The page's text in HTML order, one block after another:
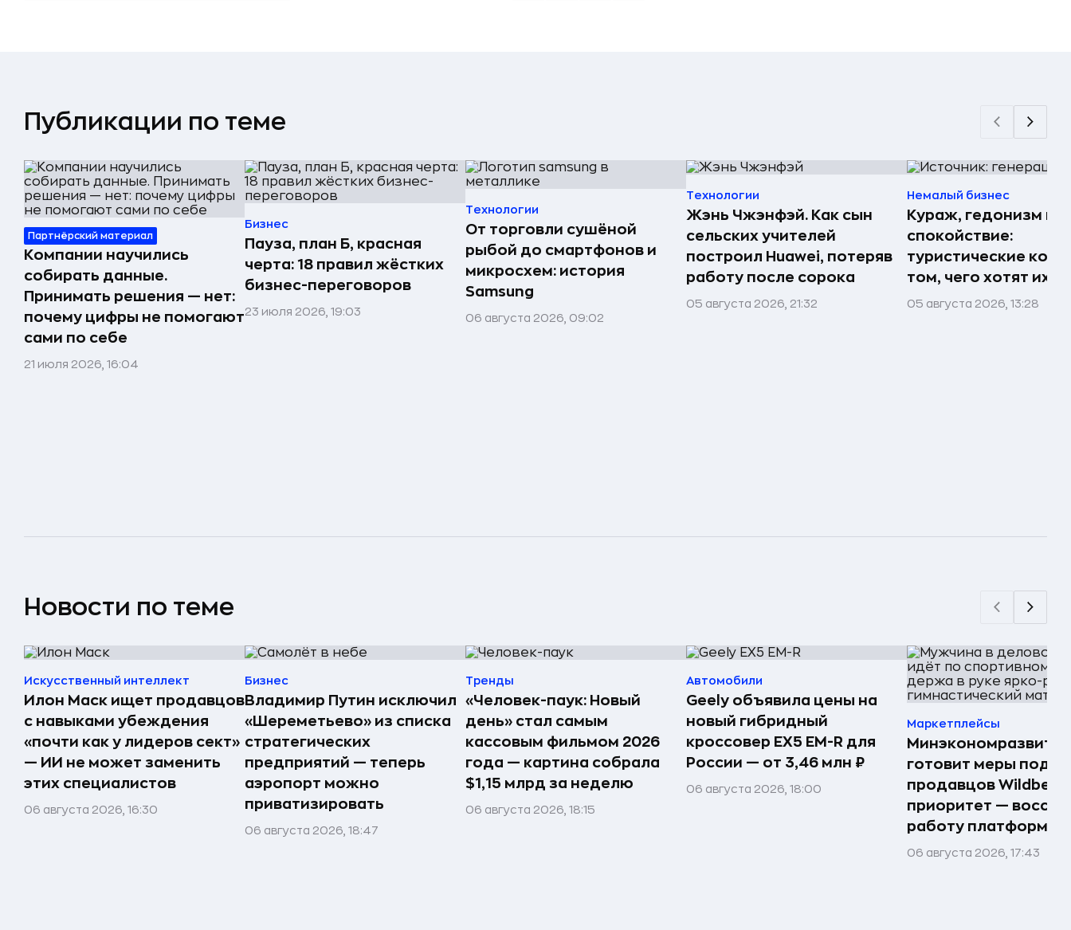
Публикации по теме
Партнёрский материал
Компании научились
собирать данные.
Принимать решения — нет:
почему цифры не помогают
сами по себе
21 июля 2026, 16:04
Бизнес
Пауза, план Б, красная
черта: 18 правил жёстких
бизнес-переговоров
23 июля 2026, 19:03
Технологии
От торговли сушёной
рыбой до смартфонов и
микросхем: история
Samsung
06 августа 2026, 09:02
Технологии
Жэнь Чжэнфэй. Как сын
сельских учителей
построил Huawei, потеряв
работу после сорока
05 августа 2026, 21:32
Немалый бизнес
Кураж, гедонизм и
спокойствие:
туристические
том, чего хотят их
05 августа 2026, 13:28
Новости по теме
Искусственный интеллект
Илон Маск ищет продавцов
с навыками убеждения
«почти как у лидеров сект»
— ИИ не может заменить
этих специалистов
06 августа 2026, 16:30
Бизнес
Владимир Путин исключил
«Шереметьево» из списка
стратегических
предприятий — теперь
аэропорт можно
приватизировать
06 августа 2026, 18:47
Тренды
«Человек-паук: Новый
день» стал самым
кассовым фильмом 2026
года — картина собрала
$1,15 млрд за неделю
06 августа 2026, 18:15
Автомобили
Geely объявила цены на
новый гибридный
кроссовер EX5 EM-R для
России — от 3,46 млн ₽
06 августа 2026, 18:00
Маркетплейсы
Минэкономразвития
готовит меры
продавцов
приоритет —
работу платформы
06 августа 2026, 17:43